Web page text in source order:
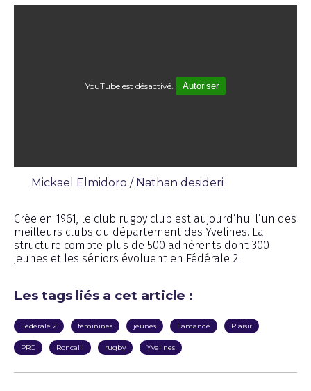
YouTube est désactivé. Autoriser
Mickael Elmidoro / Nathan desideri
Crée en 1961, le club rugby club est aujourd’hui l’un des
meilleurs clubs du département des Yvelines. La
structure compte plus de 500 adhérents dont 300
jeunes et les séniors évoluent en Fédérale 2.
Les tags liés a cet article :
Fédérale 2 féminines jeunes Lamandé Plaisir
PRC Roncalli rugby Yvelines